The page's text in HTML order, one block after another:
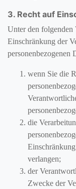
3. Recht auf
Unter den folgenden
Einschränkung der
personenbezogenen
wenn Sie die
die
verlangen;
der
Zwecke der